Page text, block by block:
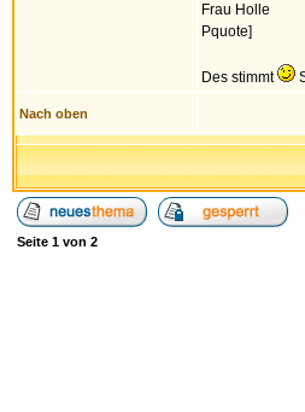
Frau Holle
Pquote]
Des stimmt
Nach oben
Seite 1 von 2